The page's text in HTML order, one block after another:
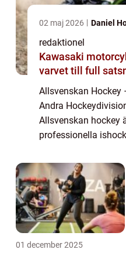
02 maj 2026 Daniel
redaktionel
Kawasaki
varvet till full
Allsvenskan Hockey
Andra
Allsvenskan hockey
professionella
och utvecklas för att
01 december 2025